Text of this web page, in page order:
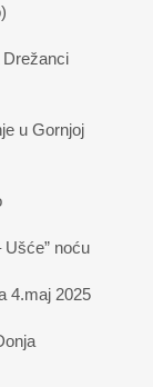
Drežanci
u Gornjoj
Ušće” noću
4.maj 2025